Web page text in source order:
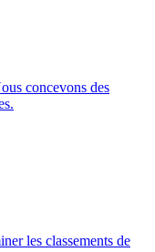
concevons des
les classements de